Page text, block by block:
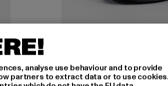
PUMA
Suede Mayu Slip-On
analyse use behaviour and to provide
partners to extract data or to use